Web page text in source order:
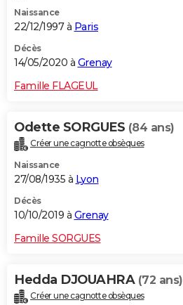
Naissance
22/12/1997 à Paris
Décès
14/05/2020 à Grenay
Famille FLAGEUL
Odette SORGUES (84 ans)
Créer une cagnotte obsèques
Naissance
27/08/1935 à Lyon
Décès
10/10/2019 à Grenay
Famille SORGUES
Hedda DJOUAHRA (72 ans)
Créer une cagnotte obsèques